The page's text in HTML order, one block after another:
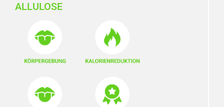
ALLULOSE